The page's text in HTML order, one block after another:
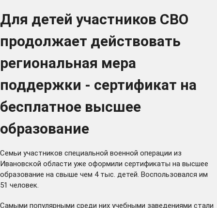
Для детей участников СВО
продолжает действовать
региональная мера
поддержки - сертификат на
бесплатное высшее
образование
Семьи участников специальной военной операции из
Ивановской области уже оформили сертификаты на высшее
образование на свыше чем 4 тыс. детей. Воспользовался им
51 человек.
Самыми популярными среди них учебными заведениями стали